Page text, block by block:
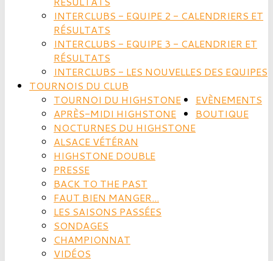
INTERCLUBS - EQUIPE 2 - CALENDRIERS ET
RÉSULTATS
INTERCLUBS - EQUIPE 3 - CALENDRIER ET
RÉSULTATS
INTERCLUBS - LES NOUVELLES DES EQUIPES
TOURNOIS DU CLUB
TOURNOI DU HIGHSTONE
APRÈS-MIDI HIGHSTONE
NOCTURNES DU HIGHSTONE
ALSACE VÉTÉRAN
HIGHSTONE DOUBLE
EVÈNEMENTS
PRESSE
BACK TO THE PAST
FAUT BIEN MANGER...
LES SAISONS PASSÉES
SONDAGES
CHAMPIONNAT
VIDÉOS
BOUTIQUE